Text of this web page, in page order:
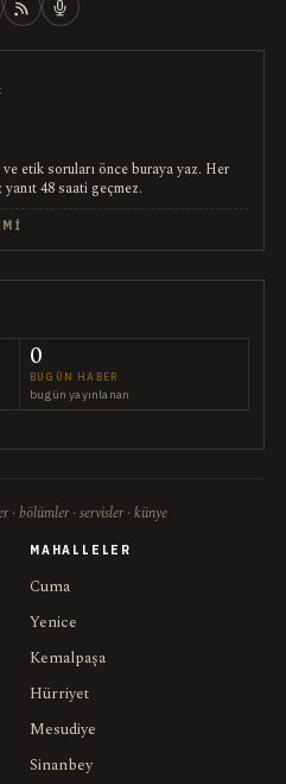
etik soruları önce buraya yaz. Her
yanıt 48 saati geçmez.
0
BUGÜN HABER
bugün yayınlanan
· bölümler · servisler · künye
MAHALLELER
Cuma
Yenice
Kemalpaşa
Hürriyet
Mesudiye
Sinanbey